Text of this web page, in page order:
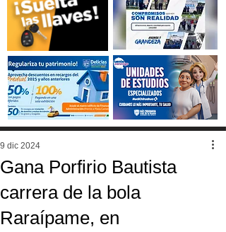
Gana Porfirio Bautista
carrera de la bola
Raraípame, en
9 dic 2024